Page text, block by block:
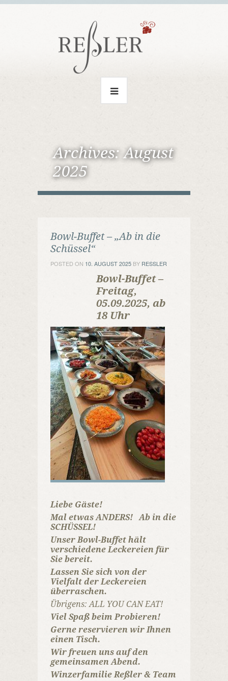
Archives:August
2025
Bowl-Buffet – „Ab in die
Schüssel“
POSTED ON 10. AUGUST 2025 BY RESSLER
Bowl-Buffet –
Freitag,
05.09.2025, ab
18 Uhr
Liebe Gäste!
Mal etwas ANDERS!Ab in die
SCHÜSSEL!
Unser Bowl-Buffet hält
verschiedene Leckereien für
Sie bereit.
Lassen Sie sich von der
Vielfalt der Leckereien
überraschen.
Übrigens: ALL YOU CAN EAT!
Viel Spaß beim Probieren!
Gerne reservieren wir Ihnen
einen Tisch.
Wir freuen uns auf den
gemeinsamen Abend.
Winzerfamilie Reßler & Team